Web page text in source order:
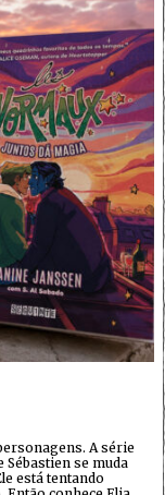
A série
Sébastien se muda
está tentando